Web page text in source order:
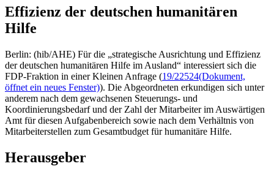
Effizienz der deutschen humanitären
Hilfe
Berlin: (hib/AHE) Für die „strategische Ausrichtung und Effizienz
der deutschen humanitären Hilfe im Ausland“ interessiert sich die
FDP-Fraktion in einer Kleinen Anfrage (19/22524(Dokument,
öffnet ein neues Fenster)). Die Abgeordneten erkundigen sich unter
anderem nach dem gewachsenen Steuerungs- und
Koordinierungsbedarf und der Zahl der Mitarbeiter im Auswärtigen
Amt für diesen Aufgabenbereich sowie nach dem Verhältnis von
Mitarbeiterstellen zum Gesamtbudget für humanitäre Hilfe.
Herausgeber